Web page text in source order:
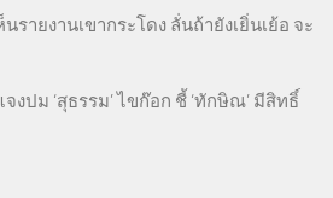
นรายงานเขากระโดง ลั่นถ้ายังเยิ่นเย้อ จะ
จงปม ‘สุธรรม’ ไขก๊อก ชี้ ‘ทักษิณ’ มีสิทธิ์